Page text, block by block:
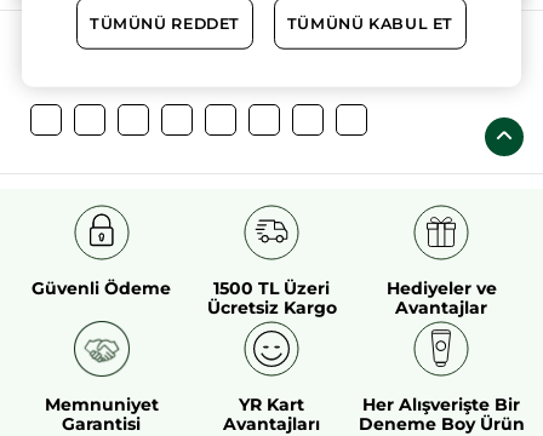
Daha Fazlasını Keşfedin!
Güvenli Ödeme
1500 TL Üzeri
Ücretsiz Kargo
Hediyeler ve
Avantajlar
Memnuniyet
Garantisi
YR Kart
Avantajları
Her Alışverişte Bir
Deneme Boy Ürün
TÜMÜNÜ REDDET TÜMÜNÜ KABUL ET